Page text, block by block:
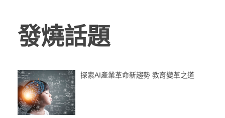
發燒話題
探索AI產業革命新趨勢 教育變革之道